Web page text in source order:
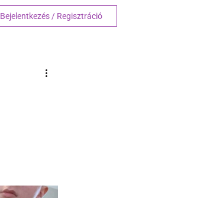
Bejelentkezés / Regisztráció